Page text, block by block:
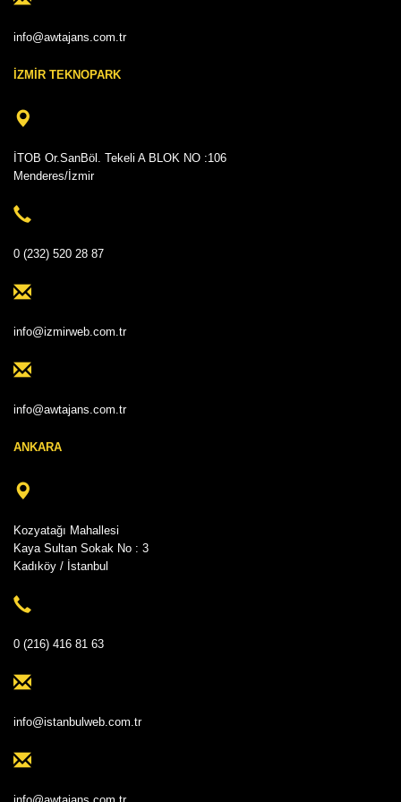
info@awtajans.com.tr
İZMİR TEKNOPARK
İTOB Or.SanBöl. Tekeli A BLOK NO :106
Menderes/İzmir
0 (232) 520 28 87
info@izmirweb.com.tr
info@awtajans.com.tr
ANKARA
Kozyatağı Mahallesi
Kaya Sultan Sokak No : 3
Kadıköy / İstanbul
0 (216) 416 81 63
info@istanbulweb.com.tr